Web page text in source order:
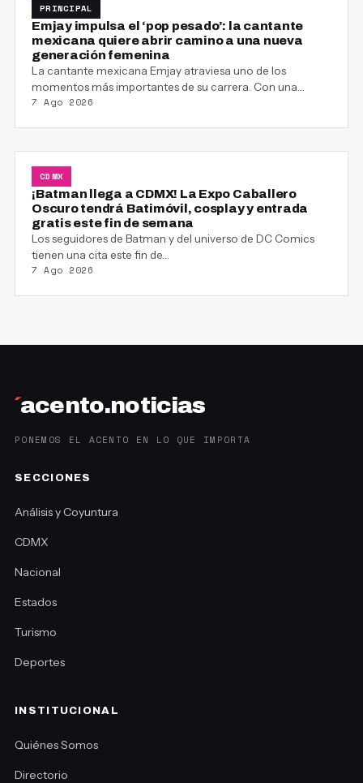
PRINCIPAL
Emjay impulsa el ‘pop pesado’: la cantante
mexicana quiere abrir camino a una nueva
generación femenina
La cantante mexicana Emjay atraviesa uno de los
momentos más importantes de su carrera. Con una…
7 Ago 2026
CDMX
¡Batman llega a CDMX! La Expo Caballero
Oscuro tendrá Batimóvil, cosplay y entrada
gratis este fin de semana
Los seguidores de Batman y del universo de DC Comics
tienen una cita este fin de…
7 Ago 2026
´acento.noticias
PONEMOS EL ACENTO EN LO QUE IMPORTA
SECCIONES
Análisis y Coyuntura
CDMX
Nacional
Estados
Turismo
Deportes
INSTITUCIONAL
Quiénes Somos
Directorio